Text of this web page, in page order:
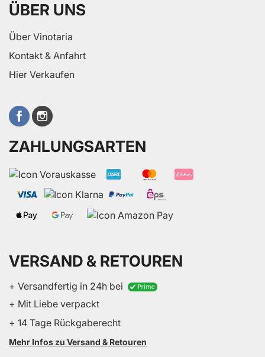
ÜBER UNS
Über Vinotaria
Kontakt & Anfahrt
Hier Verkaufen
ZAHLUNGSARTEN
VERSAND & RETOUREN
+ Versandfertig in 24h bei
+ Mit Liebe verpackt
+ 14 Tage Rückgaberecht
Mehr Infos zu Versand & Retouren